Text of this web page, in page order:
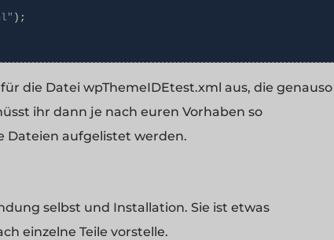
);
die Datei wpThemeIDEtest.xml aus, die genauso
ihr dann je nach euren Vorhaben so
Dateien aufgelistet werden.
selbst und Installation. Sie ist etwas
einzelne Teile vorstelle.